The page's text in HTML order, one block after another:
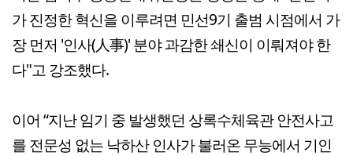
가 진정한 혁신을 이루려면 민선9기 출범 시점에서 가
장 먼저 '인사(人事)' 분야 과감한 쇄신이 이뤄져야 한
다"고 강조했다.
이어 “지난 임기 중 발생했던 상록수체육관 안전사고
를 전문성 없는 낙하산 인사가 불러온 무능에서 기인